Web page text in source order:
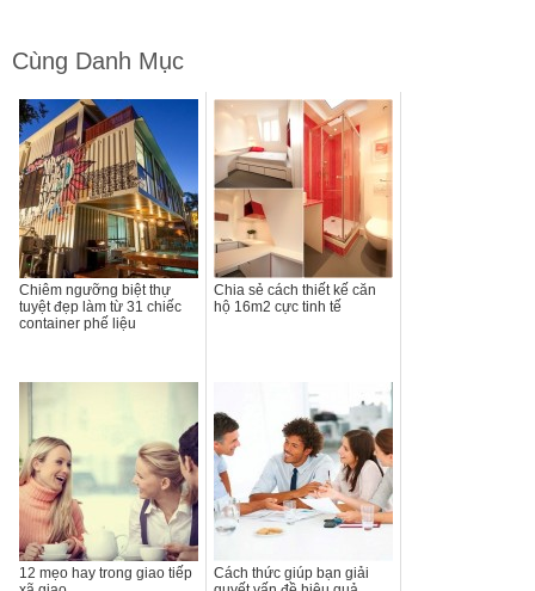
Cùng Danh Mục
Chiêm ngưỡng biệt thự
tuyệt đẹp làm từ 31 chiếc
container phế liệu
Chia sẻ cách thiết kế căn
hộ 16m2 cực tinh tế
12 mẹo hay trong giao tiếp
Cách thức giúp bạn giải